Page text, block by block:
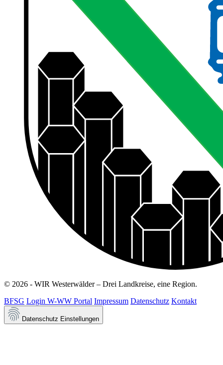
© 2026 - WIR Westerwälder – Drei Landkreise, eine Region.
BFSG Login W-WW Portal Impressum Datenschutz Kontakt
Datenschutz Einstellungen